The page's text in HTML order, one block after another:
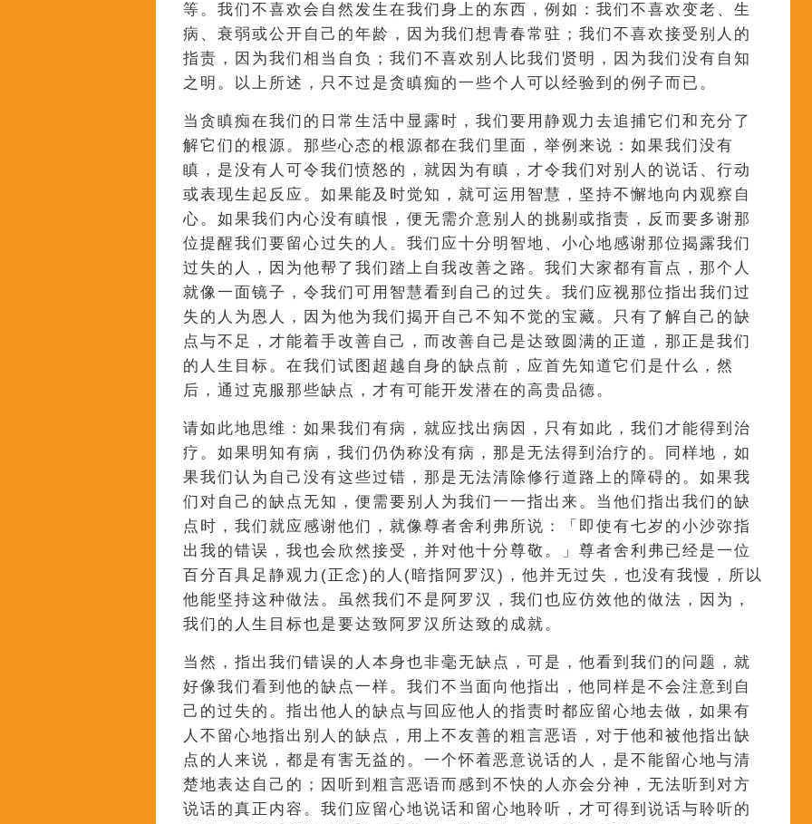
等。我们不喜欢会自然发生在我们身上的东西，例如：我们不喜欢变老、生
病、衰弱或公开自己的年龄，因为我们想青春常驻；我们不喜欢接受别人的
指责，因为我们相当自负；我们不喜欢别人比我们贤明，因为我们没有自知
之明。以上所述，只不过是贪瞋痴的一些个人可以经验到的例子而已。
当贪瞋痴在我们的日常生活中显露时，我们要用静观力去追捕它们和充分了
解它们的根源。那些心态的根源都在我们里面，举例来说：如果我们没有
瞋，是没有人可令我们愤怒的，就因为有瞋，才令我们对别人的说话、行动
或表现生起反应。如果能及时觉知，就可运用智慧，坚持不懈地向内观察自
心。如果我们内心没有瞋恨，便无需介意别人的挑剔或指责，反而要多谢那
位提醒我们要留心过失的人。我们应十分明智地、小心地感谢那位揭露我们
过失的人，因为他帮了我们踏上自我改善之路。我们大家都有盲点，那个人
就像一面镜子，令我们可用智慧看到自己的过失。我们应视那位指出我们过
失的人为恩人，因为他为我们揭开自己不知不觉的宝藏。只有了解自己的缺
点与不足，才能着手改善自己，而改善自己是达致圆满的正道，那正是我们
的人生目标。在我们试图超越自身的缺点前，应首先知道它们是什么，然
后，通过克服那些缺点，才有可能开发潜在的高贵品德。
请如此地思维：如果我们有病，就应找出病因，只有如此，我们才能得到治
疗。如果明知有病，我们仍伪称没有病，那是无法得到治疗的。同样地，如
果我们认为自己没有这些过错，那是无法清除修行道路上的障碍的。如果我
们对自己的缺点无知，便需要别人为我们一一指出来。当他们指出我们的缺
点时，我们就应感谢他们，就像尊者舍利弗所说：「即使有七岁的小沙弥指
出我的错误，我也会欣然接受，并对他十分尊敬。」尊者舍利弗已经是一位
百分百具足静观力(正念)的人(暗指阿罗汉)，他并无过失，也没有我慢，所以
他能坚持这种做法。虽然我们不是阿罗汉，我们也应仿效他的做法，因为，
我们的人生目标也是要达致阿罗汉所达致的成就。
当然，指出我们错误的人本身也非毫无缺点，可是，他看到我们的问题，就
好像我们看到他的缺点一样。我们不当面向他指出，他同样是不会注意到自
己的过失的。指出他人的缺点与回应他人的指责时都应留心地去做，如果有
人不留心地指出别人的缺点，用上不友善的粗言恶语，对于他和被他指出缺
点的人来说，都是有害无益的。一个怀着恶意说话的人，是不能留心地与清
楚地表达自己的；因听到粗言恶语而感到不快的人亦会分神，无法听到对方
说话的真正内容。我们应留心地说话和留心地聆听，才可得到说话与聆听的